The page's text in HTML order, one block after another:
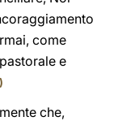
come
e
che,